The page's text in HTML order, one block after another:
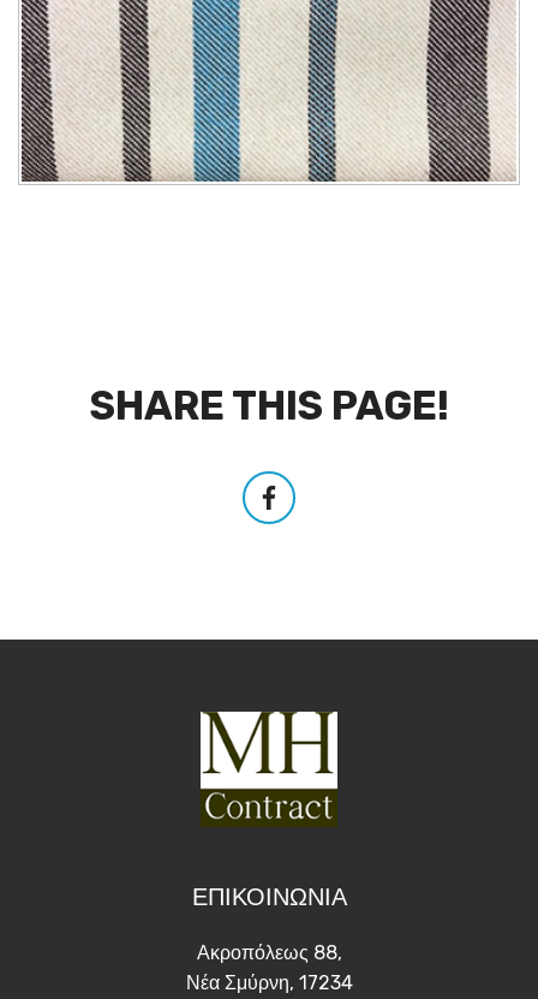
SHARE THIS PAGE!
ΕΠΙΚΟΙΝΩΝΙΑ
Ακροπόλεως 88,
Νέα Σμύρνη, 17234